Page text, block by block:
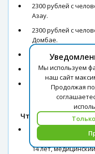
2300 рублей с
Азау.
2300 рублей с
Домбае.
300 рублей с
100 рублей с
200 рублей с
канатная мечеть.
Что взять с собой
Документы,
паспорта и
14 лет,
Мы используем
наш сайт
Продолжая